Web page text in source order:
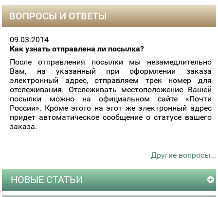
ВОПРОСЫ И ОТВЕТЫ
09.03.2014
Как узнать отправлена ли посылка?
После отправления посылки мы незамедлительно
Вам, на указанный при оформлении заказа
электронный адрес, отправляем трек номер для
отслеживания. Отслеживать местоположение Вашей
посылки можно на официальном сайте «Почти
России». Кроме этого на этот же электронный адрес
придет автоматическое сообщение о статусе вашего
заказа.
Другие вопросы...
НОВЫЕ СТАТЬИ